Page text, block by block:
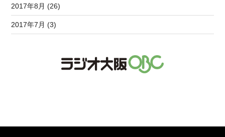
2017年8月 (26)
2017年7月 (3)